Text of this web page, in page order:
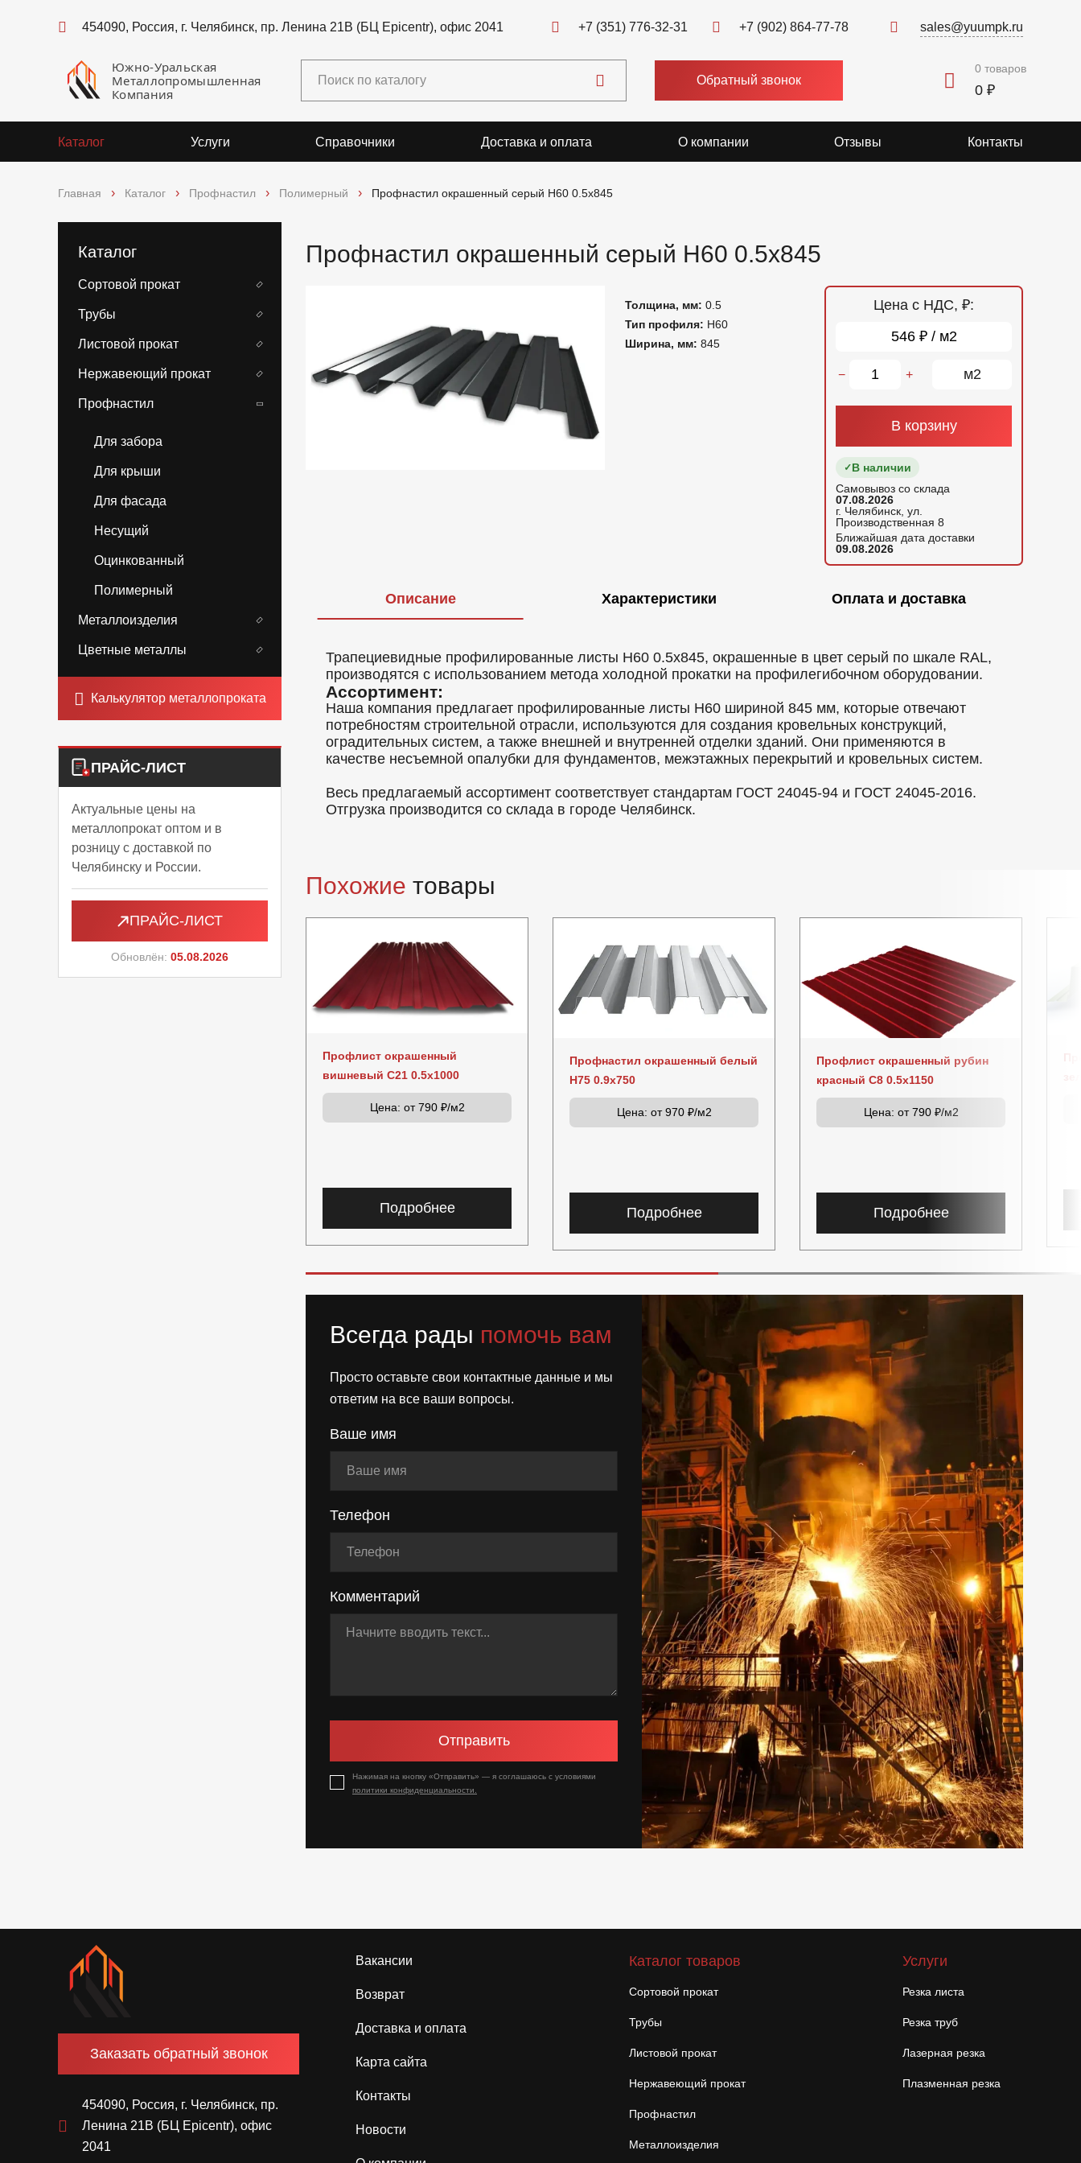
454090, Россия, г. Челябинск, пр. Ленина 21В (БЦ Epicentr), офис 2041 +7 (351) 776-32-31 +7 (902) 864-77-78 sales@yuumpk.ru
Южно-Уральская
Металлопромышленная
Компания
Обратный звонок
0 товаров
0 ₽
Каталог Услуги Справочники Доставка и оплата О компании Отзывы Контакты
Главная Каталог Профнастил Полимерный Профнастил окрашенный серый Н60 0.5x845
Каталог
Сортовой прокат
Трубы
Листовой прокат
Нержавеющий прокат
Профнастил
Для забора
Для крыши
Для фасада
Несущий
Оцинкованный
Полимерный
Металлоизделия
Цветные металлы
Калькулятор металлопроката
ПРАЙС-ЛИСТ
Актуальные цены на
металлопрокат оптом и в
розницу с доставкой по
Челябинску и России.
ПРАЙС-ЛИСТ
Обновлён: 05.08.2026
Профнастил окрашенный серый Н60 0.5x845
Толщина, мм: 0.5
Тип профиля: Н60
Ширина, мм: 845
Цена с НДС, ₽:
546 ₽ / м2
− + м2
В корзину
В наличии
Самовывоз со склада
07.08.2026
г. Челябинск, ул.
Производственная 8
Ближайшая дата доставки
09.08.2026
Описание Характеристики Оплата и доставка
Трапециевидные профилированные листы Н60 0.5x845, окрашенные в цвет серый по шкале RAL,
производятся с использованием метода холодной прокатки на профилегибочном оборудовании.
Ассортимент:
Наша компания предлагает профилированные листы Н60 шириной 845 мм, которые отвечают
потребностям строительной отрасли, используются для создания кровельных конструкций,
оградительных систем, а также внешней и внутренней отделки зданий. Они применяются в
качестве несъемной опалубки для фундаментов, межэтажных перекрытий и кровельных систем.
Весь предлагаемый ассортимент соответствует стандартам ГОСТ 24045-94 и ГОСТ 24045-2016.
Отгрузка производится со склада в городе Челябинск.
Похожие товары
Профлист окрашенный
вишневый C21 0.5x1000
Цена: от 790 ₽/м2
Подробнее
Профнастил окрашенный белый
Н75 0.9x750
Цена: от 970 ₽/м2
Подробнее
Профлист окрашенный рубин
красный C8 0.5x1150
Цена: от 790 ₽/м2
Подробнее
Всегда рады помочь вам
Просто оставьте свои контактные данные и мы
ответим на все ваши вопросы.
Ваше имя
Телефон
Комментарий
Отправить
Нажимая на кнопку «Отправить» — я соглашаюсь с условиями
политики конфиденциальности.
Заказать обратный звонок
454090, Россия, г. Челябинск, пр.
Ленина 21В (БЦ Epicentr), офис
2041
Вакансии
Возврат
Доставка и оплата
Карта сайта
Контакты
Новости
Каталог товаров
Сортовой прокат
Трубы
Листовой прокат
Нержавеющий прокат
Профнастил
Металлоизделия
Услуги
Резка листа
Резка труб
Лазерная резка
Плазменная резка